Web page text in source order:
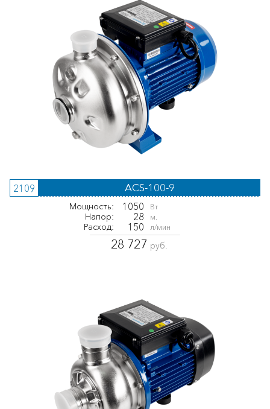
2109 ACS-100-9
Мощность: 1050 Вт
Напор: 28 м.
Расход: 150 л/мин
28 727 руб.